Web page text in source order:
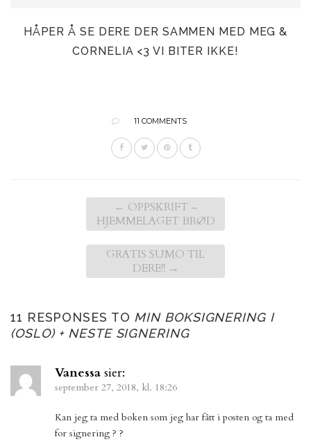
HÅPER Å SE DERE DER SAMMEN MED MEG &
CORNELIA <3 VI BITER IKKE!
11 COMMENTS
← OPPSKRIFT –
HJEMMELAGET BRØD
GRATIS SUMO TIL
DERE!! →
11 RESPONSES TO MIN BOKSIGNERING I
(OSLO) + NESTE SIGNERING
Vanessa sier:
september 27, 2018, kl. 18:26
Kan jeg ta med boken som jeg har fått i posten og ta med
for signering ? ?